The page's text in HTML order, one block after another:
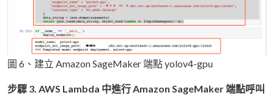
圖 6、建立 Amazon SageMaker 端點 yolov4-gpu
步驟 3. AWS Lambda 中進行 Amazon SageMaker 端點呼叫